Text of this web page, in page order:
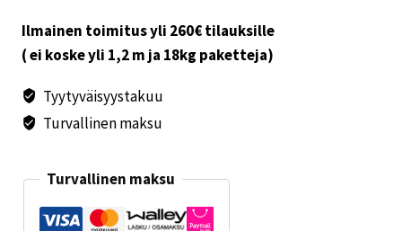
Ilmainen toimitus yli 260€ tilauksille
( ei koske yli 1,2 m ja 18kg paketteja)
Tyytyväisyystakuu
Turvallinen maksu
Turvallinen maksu